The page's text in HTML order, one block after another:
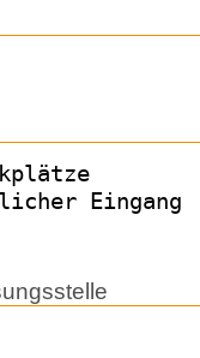
Eingang